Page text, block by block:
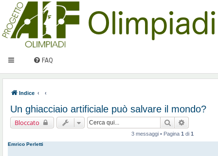
FAQ
Indice
Un ghiacciaio artificiale può salvare il mondo?
Bloccato Cerca
3 messaggi • Pagina 1 di 1
Emrico Perletti